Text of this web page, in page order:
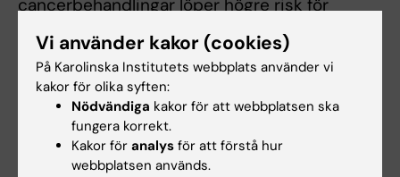
cancerbehandlingar löper högre risk för
folliklarna. En del av proverna i studien kom
från barn som genomgick fertilitetsbevarande
behandling, en teknik där en bit av
äggstocken, innehållande omogna folliklar,
avlägsnas och frysbevaras innan de skadliga
behandlingarna påbörjas. Författarna fann att
Vi använder kakor (cookies)
På Karolinska Institutets webbplats använder vi
kakor för olika syften:
Nödvändiga kakor för att webbplatsen ska
fungera korrekt.
Kakor för analys för att förstå hur
webbplatsen används.